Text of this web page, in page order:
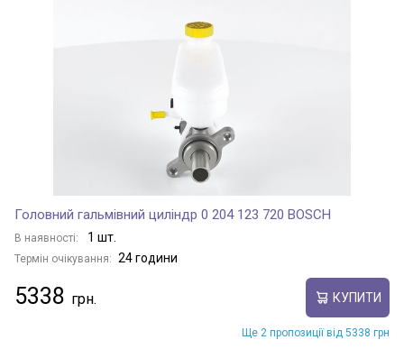
Головний гальмівний циліндр 0 204 123 720 BOSCH
В наявності: 1 шт.
Термін очікування: 24 години
5338 КУПИТИ
Ще 2 пропозиції від 5338 грн